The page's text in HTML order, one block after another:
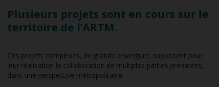
Plusieurs projets sont en cours sur le
territoire de l’ARTM.
Ces projets complexes, de grande envergure, supposent pour
leur réalisation la collaboration de multiples parties prenantes,
dans une perspective métropolitaine.